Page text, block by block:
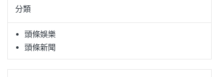
字:分類
頭條娛樂
頭條新聞